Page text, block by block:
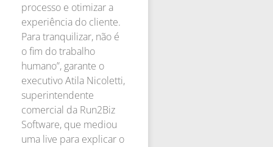
processo e otimizar a
experiência do cliente.
Para tranquilizar, não é
o fim do trabalho
humano”, garante o
executivo Atila Nicoletti,
superintendente
comercial da Run2Biz
Software, que mediou
uma live para explicar o